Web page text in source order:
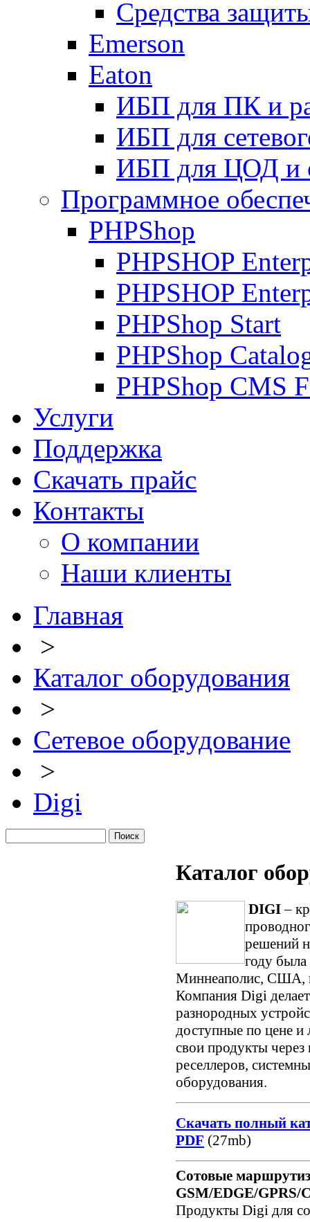
Средства
Emerson
Eaton
ИБП для ПК и
ИБП для
ИБП для ЦОД и
Программное
PHPShop
PHPSHOP
PHPSHOP
PHPShop Start
PHPShop
PHPShop CMS
Услуги
Поддержка
Скачать прайс
Контакты
О компании
Наши клиенты
Главная
>
Каталог оборудования
>
Сетевое оборудование
>
Digi
Каталог
DIGI–
решений
году
Миннеаполис, США,
Компания Digi
разнородных
доступные по цене и
свои продукты
реселлеров,
оборудования.
Скачать полный
PDF (27mb)
Сотовые
GSM/EDGE/GPRS/
Продукты Digi для